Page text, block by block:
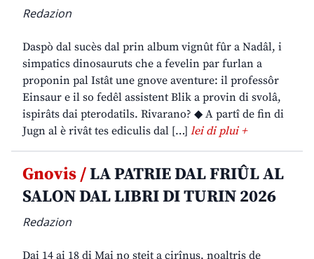
Redazion
Daspò dal sucès dal prin album vignût fûr a Nadâl, i
simpatics dinosauruts che a fevelin par furlan a
proponin pal Istât une gnove aventure: il professôr
Einsaur e il so fedêl assistent Blik a provin di svolâ,
ispirâts dai pterodatils. Rivarano? ◆ A partî de fin di
Jugn al è rivât tes ediculis dal […] lei di plui +
Gnovis /LA PATRIE DAL FRIÛL AL
SALON DAL LIBRI DI TURIN 2026
Redazion
Dai 14 ai 18 di Mai no steit a cirînus, noaltris de